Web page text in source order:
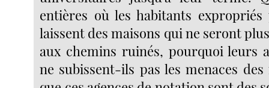
entières où les habitants expropriés
laissent des maisons qui ne seront
aux chemins ruinés, pourquoi leurs
ne subissent-ils pas les menaces